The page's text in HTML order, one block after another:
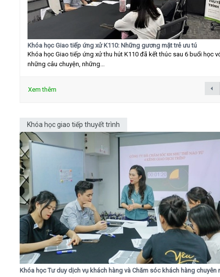
Khóa học Giao tiếp ứng xử K110: Những gương mặt trẻ ưu tú
Khóa học Giao tiếp ứng xử thu hút K110 đã kết thúc sau 6 buổi học
những câu chuyện, những...
Xem thêm
Khóa học giao tiếp thuyết trình
Khóa học Tư duy dịch vụ khách hàng và Chăm sóc khách hàng chuyên